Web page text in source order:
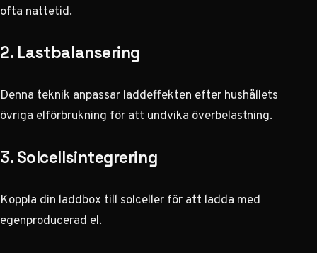
ofta nattetid.
2. Lastbalansering
Denna teknik anpassar laddeffekten efter hushållets
övriga elförbrukning för att undvika överbelastning.
3. Solcellsintegrering
Koppla din laddbox till solceller för att ladda med
egenproducerad el.